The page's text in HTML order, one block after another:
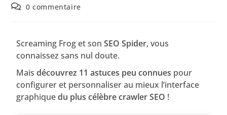
0 commentaire
Screaming Frog et sonSEO Spider, vous
connaissez sans nul doute.
Maisdécouvrez 11 astuces peu connues pour
configurer et personnaliser au mieux l’interface
graphiquedu plus célèbre crawler SEO !